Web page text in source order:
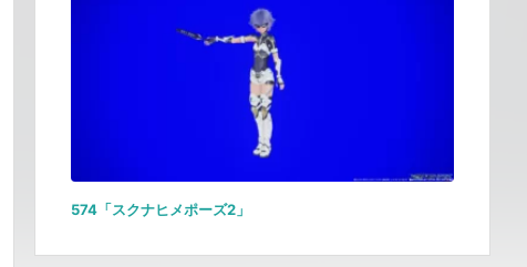
574「スクナヒメポーズ2」